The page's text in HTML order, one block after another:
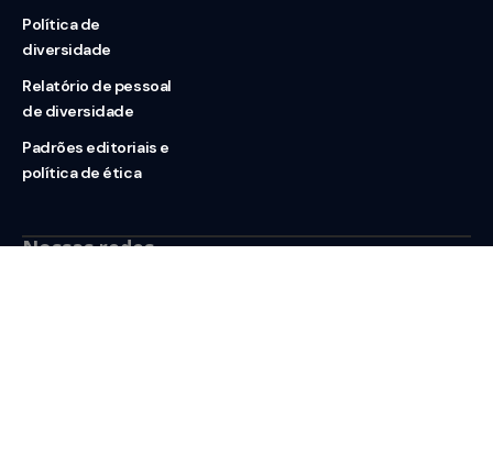
Política de
diversidade
Relatório de pessoal
de diversidade
Padrões editoriais e
política de ética
Nossas redes